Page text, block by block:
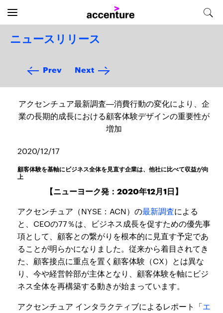
ニュースリリース
Prev Next
アクセンチュア最新調査―消費行動の変化により、企
業の長期的成長における顧客体験デザインの重要性が
増加
2020/12/17
顧客体験を基軸にビジネス全体を見直す企業は、他社に比べて収益が向
上
【ニューヨーク発：2020年12月1日】
アクセンチュア（NYSE：ACN）の最新調査による
と、CEOの77％は、ビジネス成長を促すための優先事
項として、顧客との繋がりを根本的に見直す予定であ
ることが明らかになりました。従来から着目されてき
た、顧客接点に重点を置く顧客体験（CX）とは異な
り、今や経営幹部が主体となり、顧客体験を軸にビジ
ネス全体を再構築する動きが始まっています。
アクセンチュア インタラクティブによるレポート「エ